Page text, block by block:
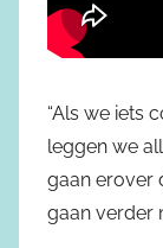
“Als we iets
leggen we
gaan erover
gaan verder